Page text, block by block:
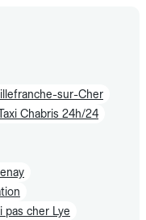
sur-Cher
Chabris 24h/24
pas cher Lye